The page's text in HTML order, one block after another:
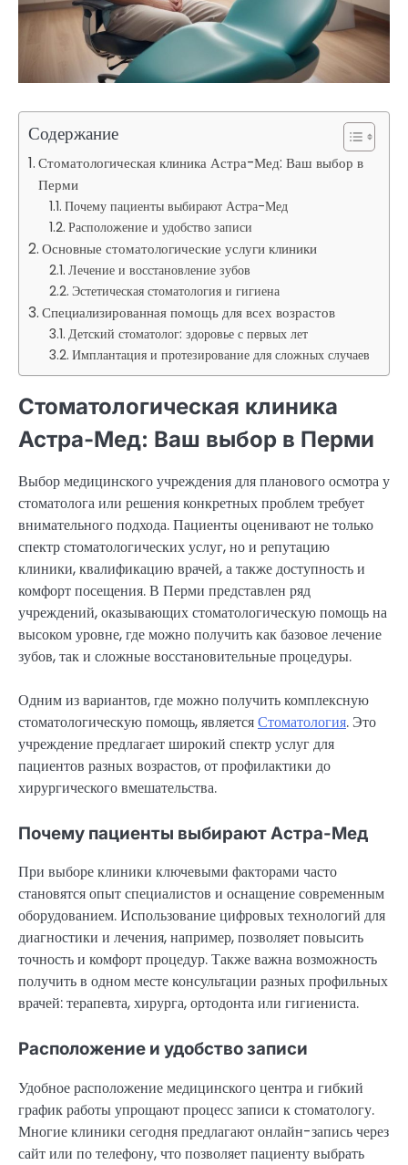
Содержание
Стоматологическая клиника Астра-Мед: Ваш выбор в
Перми
Почему пациенты выбирают Астра-Мед
Расположение и удобство записи
Основные стоматологические услуги клиники
Лечение и восстановление зубов
Эстетическая стоматология и гигиена
Специализированная помощь для всех возрастов
Детский стоматолог: здоровье с первых лет
Имплантация и протезирование для сложных случаев
Стоматологическая клиника
Астра-Мед: Ваш выбор в Перми
Выбор медицинского учреждения для планового осмотра у
стоматолога или решения конкретных проблем требует
внимательного подхода. Пациенты оценивают не только
спектр стоматологических услуг, но и репутацию
клиники, квалификацию врачей, а также доступность и
комфорт посещения. В Перми представлен ряд
учреждений, оказывающих стоматологическую помощь на
высоком уровне, где можно получить как базовое лечение
зубов, так и сложные восстановительные процедуры.
Одним из вариантов, где можно получить комплексную
стоматологическую помощь, являетсяСтоматология. Это
учреждение предлагает широкий спектр услуг для
пациентов разных возрастов, от профилактики до
хирургического вмешательства.
Почему пациенты выбирают Астра-Мед
При выборе клиники ключевыми факторами часто
становятся опыт специалистов и оснащение современным
оборудованием. Использование цифровых технологий для
диагностики и лечения, например, позволяет повысить
точность и комфорт процедур. Также важна возможность
получить в одном месте консультации разных профильных
врачей: терапевта, хирурга, ортодонта или гигиениста.
Расположение и удобство записи
Удобное расположение медицинского центра и гибкий
график работы упрощают процесс записи к стоматологу.
Многие клиники сегодня предлагают онлайн-запись через
сайт или по телефону, что позволяет пациенту выбрать